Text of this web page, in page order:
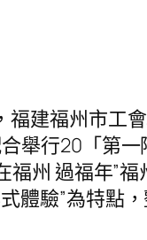
福建福州市
舉行20「第
州 過福年”
體驗”為特點